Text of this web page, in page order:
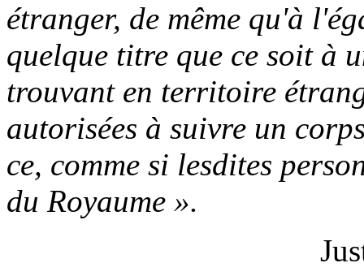
étranger, de même qu'à
quelque titre que ce soit à
trouvant en territoire
autorisées à suivre un
ce, comme si lesdites
du Royaume ».